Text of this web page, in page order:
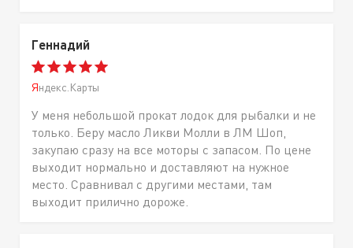
Геннадий
Яндекс.Карты
У меня небольшой прокат лодок для рыбалки и не
только. Беру масло Ликви Молли в ЛМ Шоп,
закупаю сразу на все моторы с запасом. По цене
выходит нормально и доставляют на нужное
место. Сравнивал с другими местами, там
выходит прилично дороже.